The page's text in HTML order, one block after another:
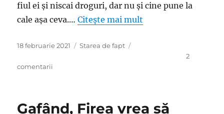
fiul ei şi niscai droguri, dar nu şi cine pune la
cale aşa ceva.…Citește mai mult
Publicat
18 februarie 2021 Categorii
Starea de fapt
2
comentarii
Şoşoacă
Gafând, Firea vrea să